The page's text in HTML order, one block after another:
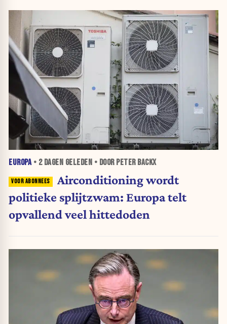
EUROPA• 2 DAGEN GELEDEN • DOOR PETER BACKX
Airconditioning wordt
politieke splijtzwam: Europa telt
opvallend veel hittedoden